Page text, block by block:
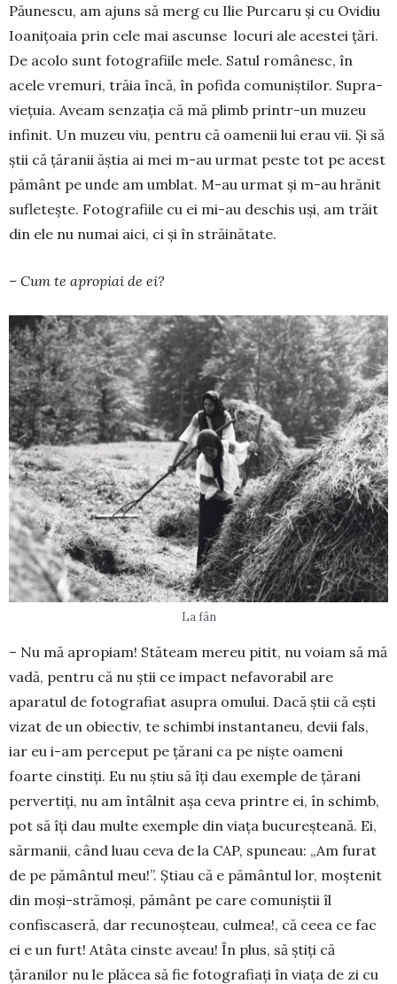
Păunescu, am ajuns să merg cu Ilie Purcaru și cu Ovidiu
Ioanițoaia prin cele mai ascunse locuri ale acestei țări.
De acolo sunt fotografiile mele. Satul românesc, în
acele vre­muri, trăia încă, în pofida comuniștilor. Supra­
vie­țuia. Aveam senzația că mă plimb printr-un muzeu
infinit. Un muzeu viu, pentru că oamenii lui erau vii. Și să
știi că țăranii ăștia ai mei m-au urmat peste tot pe acest
pământ pe unde am umblat. M-au urmat și m-au hrănit
sufletește. Fotografiile cu ei mi-au deschis uși, am trăit
din ele nu numai aici, ci și în străinătate.
– Cum te apropiai de ei?
La fân
– Nu mă apropiam! Stăteam mereu pitit, nu voiam să mă
vadă, pentru că nu știi ce impact nefa­vorabil are
aparatul de fotografiat asupra omului. Dacă știi că ești
vizat de un obiectiv, te schimbi instantaneu, devii fals,
iar eu i-am perceput pe țărani ca pe niște oameni
foarte cinstiți. Eu nu știu să îți dau exemple de țărani
pervertiți, nu am întâlnit așa ceva printre ei, în schimb,
pot să îți dau multe exemple din viața bucu­reșteană. Ei,
sărmanii, când luau ceva de la CAP, spuneau: „Am fu­rat
de pe pământul meu!”. Știau că e pământul lor, moștenit
din moși-stră­moși, pământ pe care co­muniștii îl
confiscaseră, dar recunoșteau, cul­mea!, că ceea ce fac
ei e un furt! Atâta cinste a­veau! În plus, să știți că
țăranilor nu le plăcea să fie fotografiați în viața de zi cu